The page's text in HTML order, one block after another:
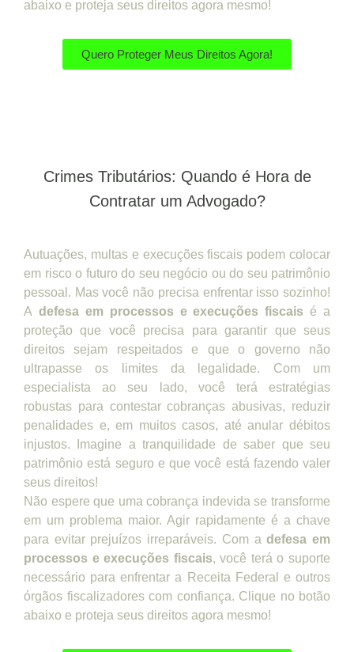
abaixo e proteja seus direitos agora mesmo!
Quero Proteger Meus Direitos Agora!
Crimes Tributários: Quando é Hora de
Contratar um Advogado?
Autuações, multas e execuções fiscais podem colocar
em risco o futuro do seu negócio ou do seu patrimônio
pessoal. Mas você não precisa enfrentar isso sozinho!
A defesa em processos e execuções fiscais é a
proteção que você precisa para garantir que seus
direitos sejam respeitados e que o governo não
ultrapasse os limites da legalidade. Com um
especialista ao seu lado, você terá estratégias
robustas para contestar cobranças abusivas, reduzir
penalidades e, em muitos casos, até anular débitos
injustos. Imagine a tranquilidade de saber que seu
patrimônio está seguro e que você está fazendo valer
seus direitos!
Não espere que uma cobrança indevida se transforme
em um problema maior. Agir rapidamente é a chave
para evitar prejuízos irreparáveis. Com adefesa em
processos e execuções fiscais, você terá o suporte
necessário para enfrentar a Receita Federal e outros
órgãos fiscalizadores com confiança. Clique no botão
abaixo e proteja seus direitos agora mesmo!